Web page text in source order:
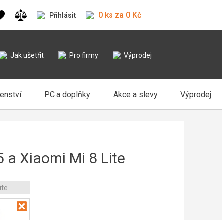
Přihlásit 0 ks za 0 Kč
Jak ušetřit Pro firmy Výprodej
PC a doplňky Akce a slevy Výprodej
a Xiaomi Mi 8 Lite